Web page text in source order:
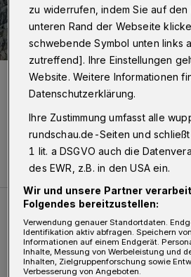
Weitere Bilderstrecken
Sommer in der Elberfelder City
zu widerrufen, indem Sie auf den
unteren Rand der Webseite
schwebende Symbol unten links
zutreffend]. Ihre Einstellungen
Website. Weitere Informationen
Datenschutzerklärung.
Ihre Zustimmung umfasst alle
rundschau.de-Seiten und schließt
1 lit. a DSGVO auch die
des EWR, z.B. in den USA ein.
Wir und unsere Partner
Folgendes bereitzustellen:
Verwendung genauer Standortdaten.
Identifikation aktiv abfragen. Speichern
Informationen auf einem Endgerät.
Inhalte, Messung von Werbeleistung und
Inhalten, Zielgruppenforschung sowie
Verbesserung von Angeboten.